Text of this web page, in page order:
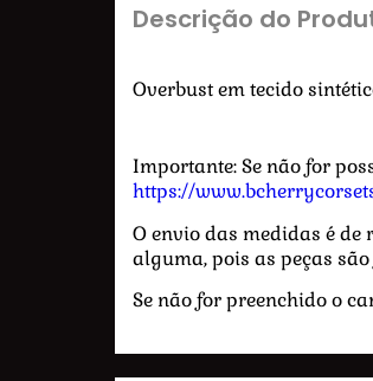
Descrição do
Overbust em tecido
Importante: Se não for
https://
O envio das medidas é
alguma, pois as peças
Se não for preenchido o